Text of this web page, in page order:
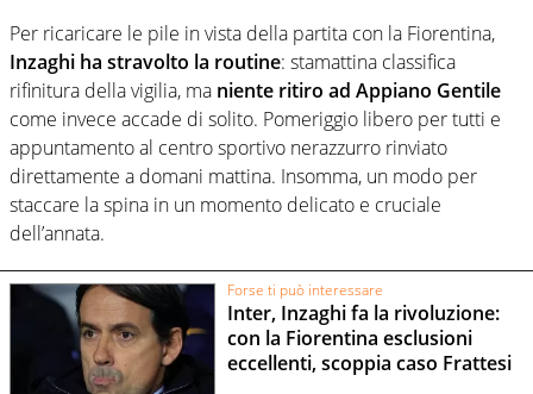
Per ricaricare le pile in vista della partita con la Fiorentina,
Inzaghi ha stravolto la routine: stamattina classifica
rifinitura della vigilia, ma niente ritiro ad Appiano Gentile
come invece accade di solito. Pomeriggio libero per tutti e
appuntamento al centro sportivo nerazzurro rinviato
direttamente a domani mattina. Insomma, un modo per
staccare la spina in un momento delicato e cruciale
dell’annata.
Forse ti può interessare
Inter, Inzaghi fa la rivoluzione:
con la Fiorentina esclusioni
eccellenti, scoppia caso Frattesi